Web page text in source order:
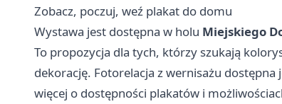
Zobacz, poczuj, weź plakat do domu
Wystawa jest dostępna w holu Miejskiego
To propozycja dla tych, którzy szukają
dekorację. Fotorelacja z wernisażu
więcej o dostępności plakatów i